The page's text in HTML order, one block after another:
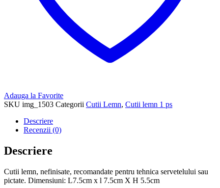
Adauga la Favorite
SKU img_1503 Categorii Cutii Lemn, Cutii lemn 1 ps
Descriere
Recenzii (0)
Descriere
Cutii lemn, nefinisate, recomandate pentru tehnica servetelului sau
pictate. Dimensiuni: L7.5cm x l 7.5cm X H 5.5cm